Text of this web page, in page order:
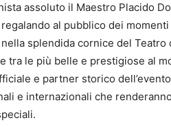
assoluto il Maestro Placido
al pubblico dei
splendida cornice del Teatro
tra le più belle e prestigiose al
e partner storico
e internazionali che